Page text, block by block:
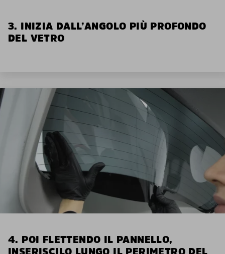
3. INIZIA DALL’ANGOLO PIÙ PROFONDO
DEL VETRO
4. POI FLETTENDO IL PANNELLO,